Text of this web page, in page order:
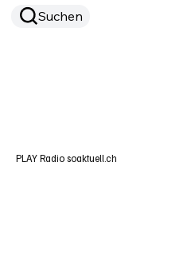
Suchen
PLAY Radio soaktuell.ch